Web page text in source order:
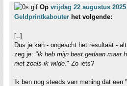
Op vrijdag 22 augustus 2025
Geldprintkabouter het volgende:
[..]
Dus je kan - ongeacht het resultaat -
zeg je: "ik heb mijn best gedaan maar
niet zoals ik wilde." Zo iets?
Ik ben nog steeds van mening dat een